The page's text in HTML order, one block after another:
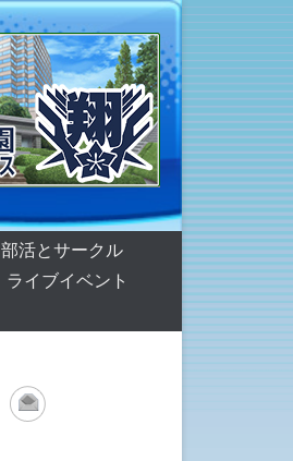
部活とサークル
ライブイベント